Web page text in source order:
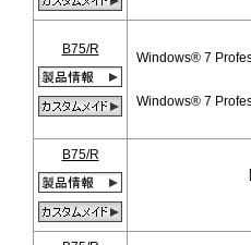
B75/R
Windows® 7
Windows® 7
B75/R